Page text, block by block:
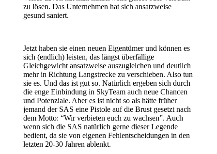
zu lösen. Das Unternehmen hat sich ansatzweise
gesund saniert.
Jetzt haben sie einen neuen Eigentümer und können es
sich (endlich) leisten, das längst überfällige
Gleichgewicht ansatzweise auszugleichen und deutlich
mehr in Richtung Langstrecke zu verschieben. Also tun
sie es. Und das ist gut so. Natürlich ergeben sich durch
die enge Einbindung in SkyTeam auch neue Chancen
und Potenziale. Aber es ist nicht so als hätte früher
jemand der SAS eine Pistole auf die Brust gesetzt nach
dem Motto: “Wir verbieten euch zu wachsen”. Auch
wenn sich die SAS natürlich gerne dieser Legende
bedient, da sie von eigenen Fehlentscheidungen in den
letzten 20-30 Jahren ablenkt.